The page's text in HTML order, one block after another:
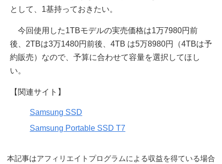
として、1基持っておきたい。
今回使用した1TBモデルの実売価格は1万7980円前
後、2TBは3万1480円前後、4TB は5万8980円（4TBは予
約販売）なので、予算に合わせて容量を選択してほし
い。
【関連サイト】
Samsung SSD
Samsung Portable SSD T7
本記事はアフィリエイトプログラムによる収益を得ている場合